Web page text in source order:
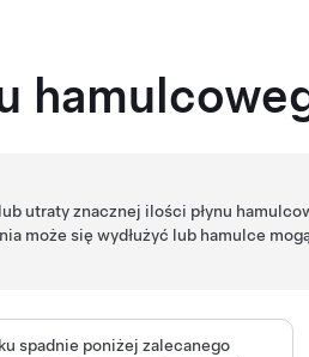
utraty znacznej ilości płynu
może się wydłużyć lub hamulce
spadnie poniżej zalecanego